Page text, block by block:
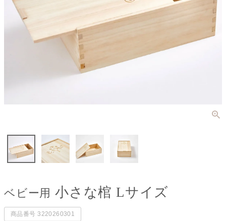
ベビー用 小さな棺 Lサイズ
商品番号 3220260301